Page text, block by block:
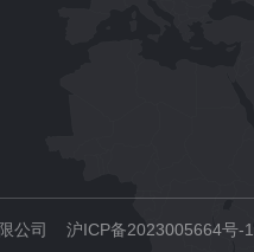
公司 沪ICP备2023005664号-1